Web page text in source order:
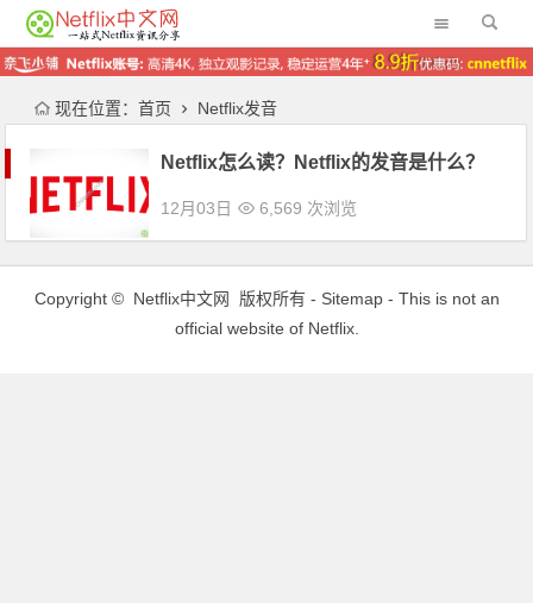
现在位置： 首页 Netflix发音
Netflix怎么读？Netflix的发音是什么？
12月03日 6,569 次浏览
Copyright © Netflix中文网 版权所有 - Sitemap- This is not an
official website of Netflix.